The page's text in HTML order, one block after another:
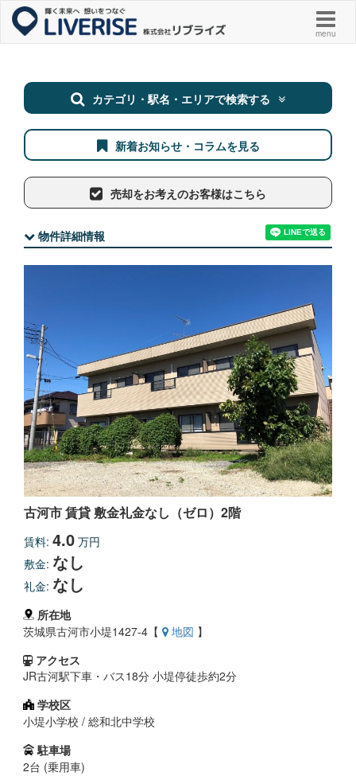
menu
カテゴリ・駅名・エリアで検索する
フリーワード検索
新着お知らせ・コラムを見る
売却をお考えのお客様はこちら
物件詳細情報
古河市 賃貸 敷金礼金なし（ゼロ）2階
賃料: 4.0 万円
敷金: なし
礼金: なし
所在地
茨城県古河市小堤1427-4【
地図 】
アクセス
JR古河駅下車・バス18分 小堤停徒歩約2分
学校区
小堤小学校 / 総和北中学校
駐車場
2台 (乗用車)